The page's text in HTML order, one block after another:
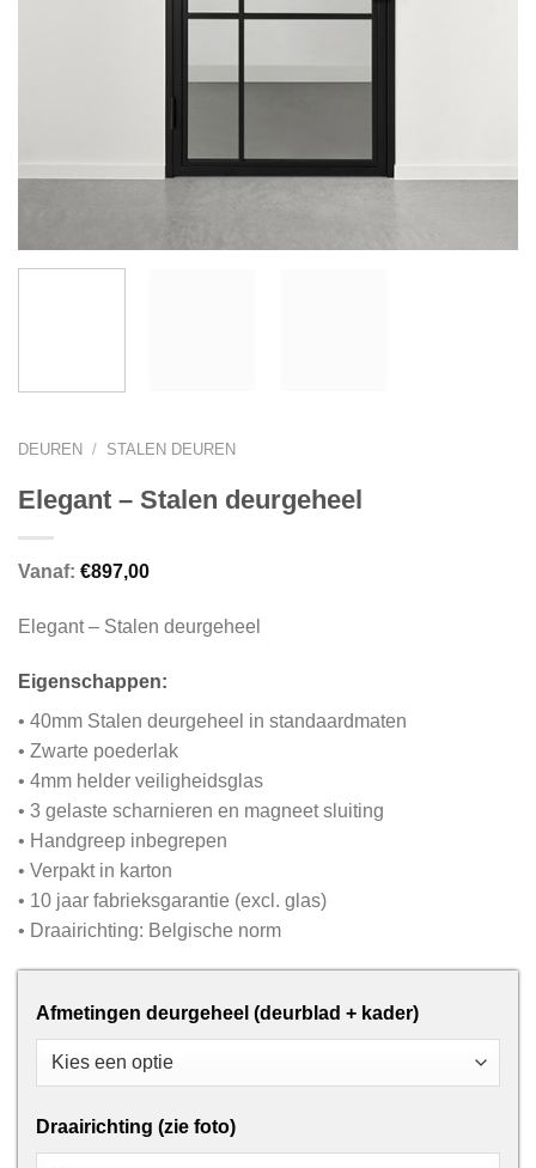
DEUREN / STALEN DEUREN
Elegant – Stalen deurgeheel
Vanaf: €897,00
Elegant – Stalen deurgeheel
Eigenschappen:
• 40mm Stalen deurgeheel in standaardmaten
• Zwarte poederlak
• 4mm helder veiligheidsglas
• 3 gelaste scharnieren en magneet sluiting
• Handgreep inbegrepen
• Verpakt in karton
• 10 jaar fabrieksgarantie (excl. glas)
• Draairichting: Belgische norm
Afmetingen deurgeheel (deurblad + kader)
Draairichting (zie foto)